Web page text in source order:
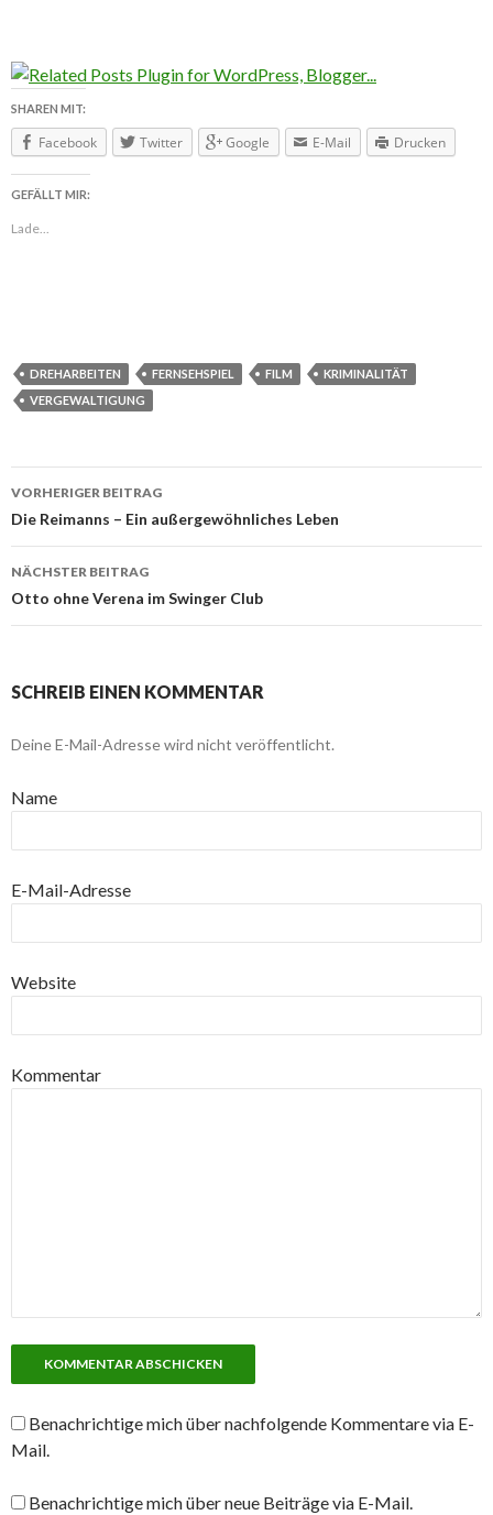
SHAREN MIT:
Facebook Twitter Google E-Mail Drucken
GEFÄLLT MIR:
Lade...
DREHARBEITEN FERNSEHSPIEL FILM
KRIMINALITÄT
VERGEWALTIGUNG
Beitragsnavigation
VORHERIGER BEITRAG
Die Reimanns – Ein außergewöhnliches Leben
NÄCHSTER BEITRAG
Otto ohne Verena im Swinger Club
SCHREIB EINEN KOMMENTAR
Deine E-Mail-Adresse wird nicht veröffentlicht.
Name
E-Mail-Adresse
Website
Kommentar
Benachrichtige mich über nachfolgende Kommentare via E-
Mail.
Benachrichtige mich über neue Beiträge via E-Mail.